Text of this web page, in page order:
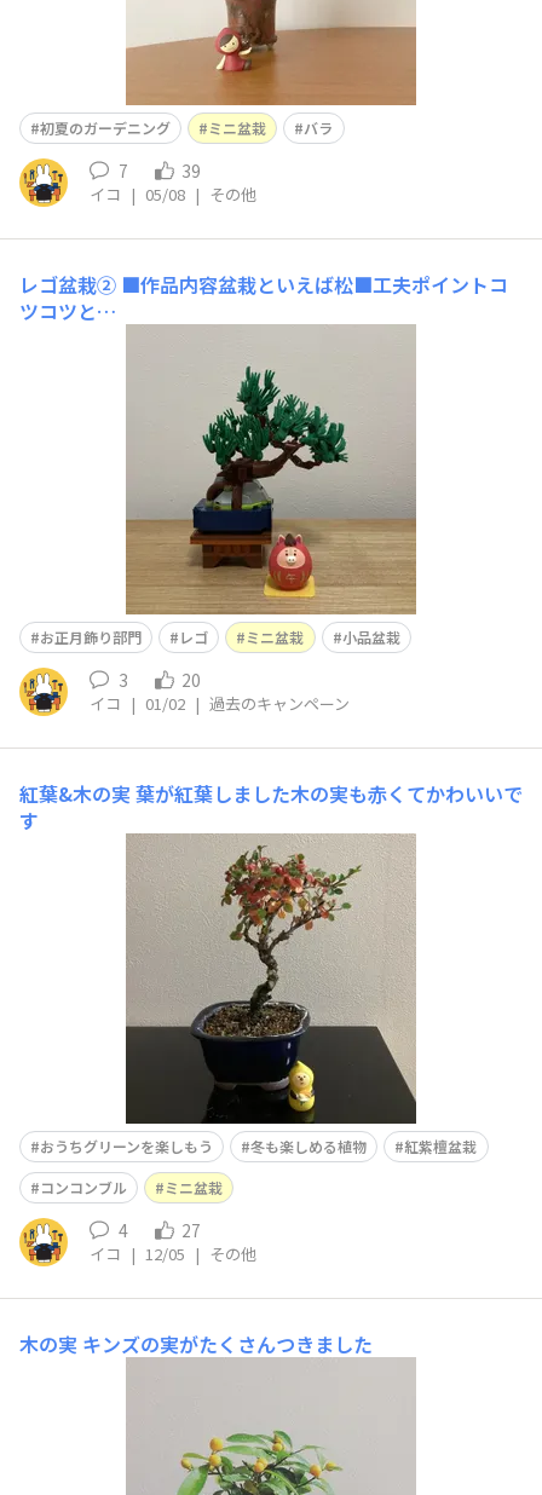
初夏のガーデニング ミニ盆栽 バラ
7 39
イコ | 05/08 | その他
レゴ盆栽② ■作品内容盆栽といえば松■工夫ポイントコ
ツコツと…
お正月飾り部門 レゴ ミニ盆栽 小品盆栽
3 20
イコ | 01/02 | 過去のキャンペーン
紅葉&木の実 葉が紅葉しました木の実も赤くてかわいいで
す
おうちグリーンを楽しもう 冬も楽しめる植物
紅紫檀盆栽
コンコンブル
ミニ盆栽
4 27
イコ | 12/05 | その他
木の実 キンズの実がたくさんつきました